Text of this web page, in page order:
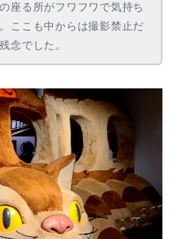
座る所がフワフワで気持ち
ここも中からは撮影禁止だ
念でした。